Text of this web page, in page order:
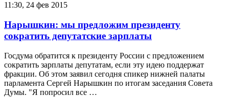
11:30, 24 фев 2015
Нарышкин: мы предложим президенту
сократить депутатские зарплаты
Госдума обратится к президенту России с предложением
сократить зарплаты депутатам, если эту идею поддержат
фракции. Об этом заявил сегодня спикер нижней палаты
парламента Сергей Нарышкин по итогам заседания Совета
Думы. "Я попросил все …